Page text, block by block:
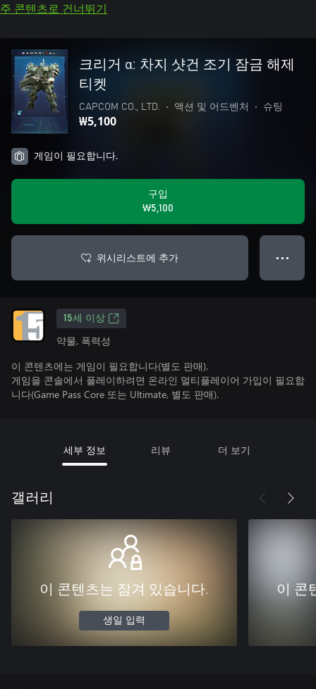
주 콘텐츠로 건너뛰기
크리거 α: 차지 샷건 조기 잠금 해제
티켓
CAPCOM CO., LTD. • 액션 및 어드벤처 • 슈팅
₩5,100
게임이 필요합니다.
구입
₩5,100
위시리스트에 추가 ● ● ●
15세 이상
약물, 폭력성
이 콘텐츠에는 게임이 필요합니다(별도 판매).
게임을 콘솔에서 플레이하려면 온라인 멀티플레이어 가입이 필요합
니다(Game Pass Core 또는 Ultimate, 별도 판매).
세부 정보 리뷰 더 보기
갤러리
이 콘텐츠는 잠겨 있습니다.
생일 입력
이 콘